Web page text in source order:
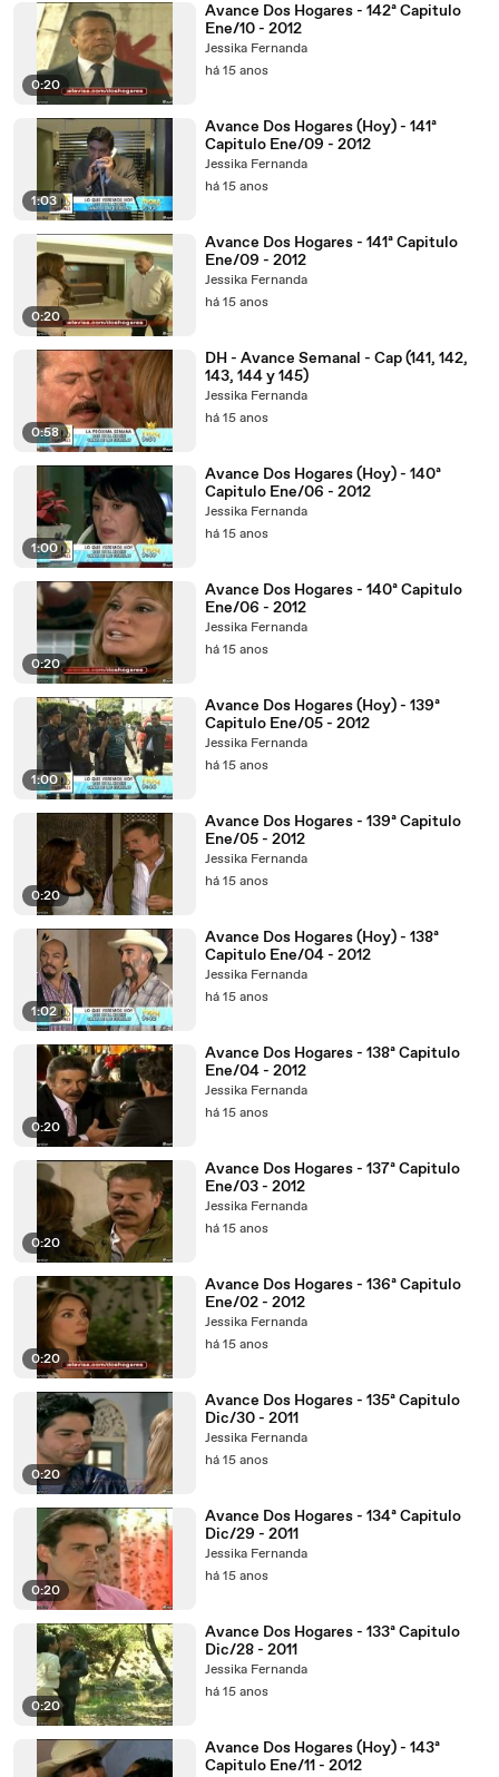
0:20
Avance Dos Hogares - 142ª Capitulo
Ene/10 - 2012
Jessika Fernanda
há 15 anos
1:03
Avance Dos Hogares (Hoy) - 141ª
Capitulo Ene/09 - 2012
Jessika Fernanda
há 15 anos
0:20
Avance Dos Hogares - 141ª Capitulo
Ene/09 - 2012
Jessika Fernanda
há 15 anos
0:58
DH - Avance Semanal - Cap (141, 142,
143, 144 y 145)
Jessika Fernanda
há 15 anos
1:00
Avance Dos Hogares (Hoy) - 140ª
Capitulo Ene/06 - 2012
Jessika Fernanda
há 15 anos
0:20
Avance Dos Hogares - 140ª Capitulo
Ene/06 - 2012
Jessika Fernanda
há 15 anos
1:00
Avance Dos Hogares (Hoy) - 139ª
Capitulo Ene/05 - 2012
Jessika Fernanda
há 15 anos
0:20
Avance Dos Hogares - 139ª Capitulo
Ene/05 - 2012
Jessika Fernanda
há 15 anos
1:02
Avance Dos Hogares (Hoy) - 138ª
Capitulo Ene/04 - 2012
Jessika Fernanda
há 15 anos
0:20
Avance Dos Hogares - 138ª Capitulo
Ene/04 - 2012
Jessika Fernanda
há 15 anos
0:20
Avance Dos Hogares - 137ª Capitulo
Ene/03 - 2012
Jessika Fernanda
há 15 anos
0:20
Avance Dos Hogares - 136ª Capitulo
Ene/02 - 2012
Jessika Fernanda
há 15 anos
0:20
Avance Dos Hogares - 135ª Capitulo
Dic/30 - 2011
Jessika Fernanda
há 15 anos
0:20
Avance Dos Hogares - 134ª Capitulo
Dic/29 - 2011
Jessika Fernanda
há 15 anos
0:20
Avance Dos Hogares - 133ª Capitulo
Dic/28 - 2011
Jessika Fernanda
há 15 anos
Avance Dos Hogares (Hoy) - 143ª
Capitulo Ene/11 - 2012